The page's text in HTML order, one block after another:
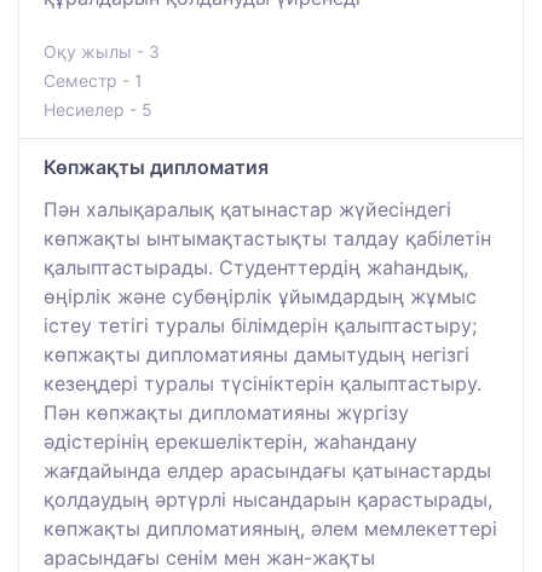
Оқу жылы - 3
Семестр - 1
Несиелер - 5
Көпжақты дипломатия
Пән халықаралық қатынастар жүйесіндегі
көпжақты ынтымақтастықты талдау қабілетін
қалыптастырады. Студенттердің жаһандық,
өңірлік және субөңірлік ұйымдардың жұмыс
істеу тетігі туралы білімдерін қалыптастыру;
көпжақты дипломатияны дамытудың негізгі
кезеңдері туралы түсініктерін қалыптастыру.
Пән көпжақты дипломатияны жүргізу
әдістерінің ерекшеліктерін, жаһандану
жағдайында елдер арасындағы қатынастарды
қолдаудың әртүрлі нысандарын қарастырады,
көпжақты дипломатияның, әлем мемлекеттері
арасындағы сенім мен жан-жақты